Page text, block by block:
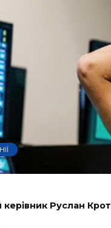
керівник Руслан Крот